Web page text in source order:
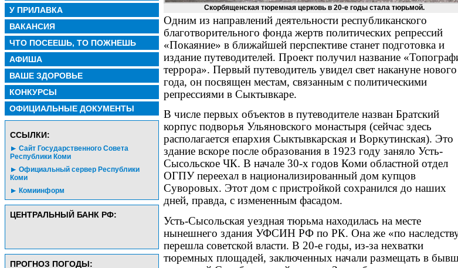
У ПРИЛАВКА
ВАКАНСИЯ
ЧТО ПОСЕЕШЬ, ТО ПОЖНЕШЬ
АФИША
ВАШЕ ЗДОРОВЬЕ
КОНКУРСЫ
ОФИЦИАЛЬНЫЕ ДОКУМЕНТЫ
CСЫЛКИ:
Сайт Государственного Совета
Республики Коми
Официальный сервер Республики
Коми
Комиинформ
ЦЕНТРАЛЬНЫЙ БАНК РФ:
ПРОГНОЗ ПОГОДЫ:
Скорбященская тюремная церковь в 20-е годы стала тюрьмой.
Одним из направлений деятельности республиканского
благотворительного фонда жертв политических репрессий
«Покаяние» в ближайшей перспективе станет подготовка и
издание путеводителей. Проект получил название
террора». Первый путеводитель увидел свет накануне нового
года, он посвящен местам, связанным с политическими
репрессиями в Сыктывкаре.
В числе первых объектов в путеводителе назван Братский
корпус подворья Ульяновского монастыря (сейчас здесь
располагается епархия Сыктывкарская и Воркутинская). Это
здание вскоре после образования в 1923 году заняло Усть-
Сысольское ЧК. В начале 30-х годов Коми областной отдел
ОГПУ переехал в национализированный дом купцов
Суворовых. Этот дом с пристройкой сохранился до наших
дней, правда, с измененным фасадом.
Усть-Сысольская уездная тюрьма находилась на месте
нынешнего здания УФСИН РФ по РК. Она же «по
перешла советской власти. В 20-е годы, из-за нехватки
тюремных площадей, заключенных начали размещать в